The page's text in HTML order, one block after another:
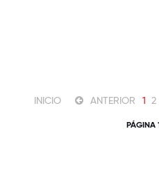
INICIO ANTERIOR 1 2
PÁGINA